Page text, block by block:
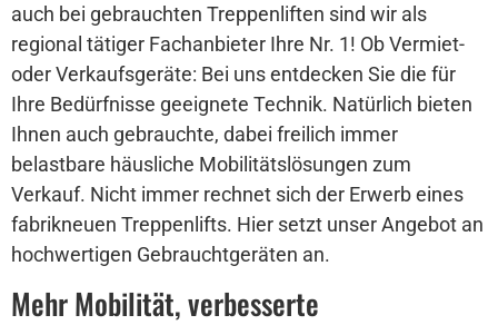
auch bei gebrauchten Treppenliften sind wir als
regional tätiger Fachanbieter Ihre Nr. 1! Ob Vermiet-
oder Verkaufsgeräte: Bei uns entdecken Sie die für
Ihre Bedürfnisse geeignete Technik. Natürlich bieten
Ihnen auch gebrauchte, dabei freilich immer
belastbare häusliche Mobilitätslösungen zum
Verkauf. Nicht immer rechnet sich der Erwerb eines
fabrikneuen Treppenlifts. Hier setzt unser Angebot an
hochwertigen Gebrauchtgeräten an.
Mehr Mobilität, verbesserte